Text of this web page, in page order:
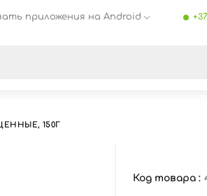
приложения на Android
150Г
Код товара :